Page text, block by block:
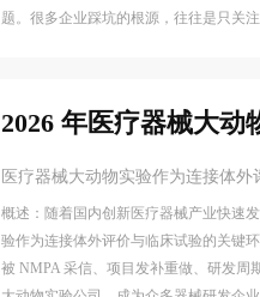
题。很多企业踩坑的根源，往往是只关
2026 年医疗器械大
医疗器械大动物实验作为连接体
概述：随着国内创新医疗器械产业快速
验作为连接体外评价与临床试验的关键
被 NMPA 采信、项目发补重做、研发周